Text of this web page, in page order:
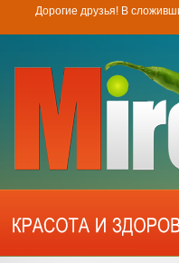
Дорогие друзья! В